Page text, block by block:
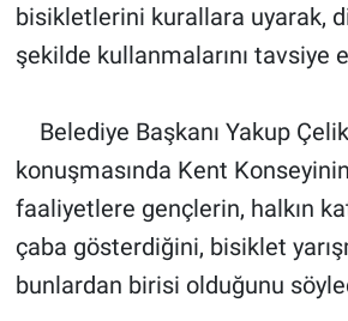
bisikletlerini kurallara uyarak,
şekilde kullanmalarını tavsiye
Belediye Başkanı Yakup
konuşmasında Kent
faaliyetlere gençlerin, halkın
çaba gösterdiğini, bisiklet
bunlardan birisi olduğunu